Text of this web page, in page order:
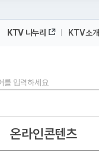
KTV 나누리 KTV소개
온라인콘텐츠